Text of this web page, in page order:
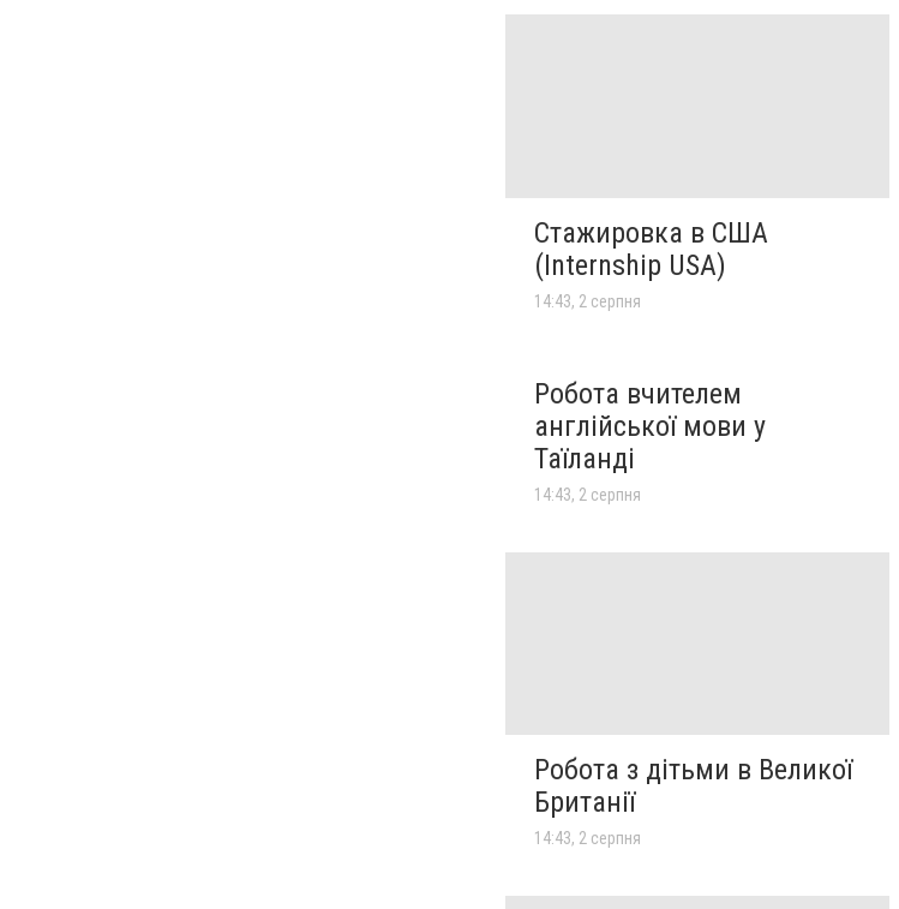
Стажировка в США
(Internship USA)
14:43, 2 серпня
Робота вчителем
англійської мови у
Таїланді
14:43, 2 серпня
Робота з дітьми в Великої
Британії
14:43, 2 серпня